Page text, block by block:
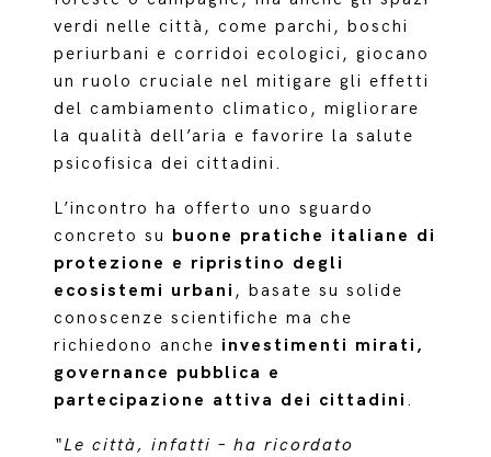
verdi nelle città, come parchi, boschi
periurbani e corridoi ecologici, giocano
un ruolo cruciale nel mitigare gli effetti
del cambiamento climatico, migliorare
la qualità dell’aria e favorire la salute
psicofisica dei cittadini.
L’incontro ha offerto uno sguardo
concreto su buone pratiche italiane di
protezione e ripristino degli
ecosistemi urbani , basate su solide
conoscenze scientifiche ma che
richiedono anche investimenti mirati,
governance pubblica e
partecipazione attiva dei cittadini .
“Le città, infatti – ha ricordato